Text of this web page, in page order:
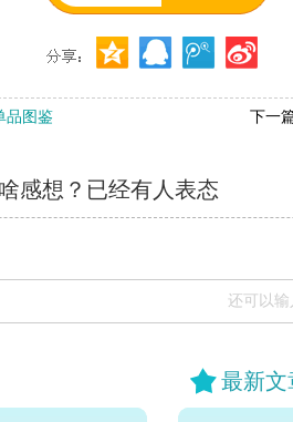
品图鉴 下一
感想？已经有人表态
还可以输
最新文